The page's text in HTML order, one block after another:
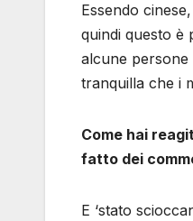
Essendo
quindi questo è
alcune
tranquilla che i
Come hai
fatto dei
E ‘stato